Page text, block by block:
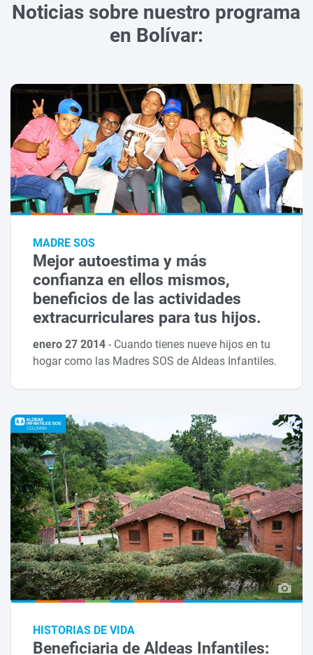
Noticias sobre nuestro programa
en Bolívar:
MADRE SOS
Mejor autoestima y más
confianza en ellos mismos,
beneficios de las actividades
extracurriculares para tus hijos.
enero 27 2014- Cuando tienes nueve hijos en tu
hogar como las Madres SOS de Aldeas Infantiles.
HISTORIAS DE VIDA
Beneficiaria de Aldeas Infantiles: